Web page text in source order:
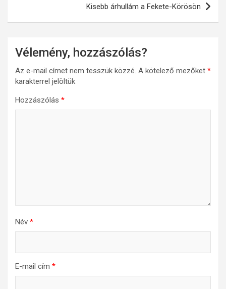
Kisebb árhullám a Fekete-Körösön
Vélemény, hozzászólás?
Az e-mail címet nem tesszük közzé. A kötelező mezőket *
karakterrel jelöltük
Hozzászólás *
Név *
E-mail cím *